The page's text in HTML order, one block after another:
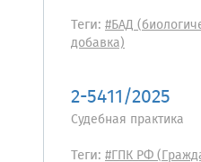
Теги: #БАД
добавка)
2-5411/2025
Судебная практика
Теги: #ГПК РФ